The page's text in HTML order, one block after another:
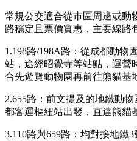
常規公交適合從市區周邊或動
路穩定且票價實惠，主要線路
1.198路/198A路：從成都動物
站，途經昭覺寺等站點，運營
合先遊覽動物園再前往熊貓基
2.655路：前文提及的地鐵動
都客運樞紐站出發，直達熊貓
3.110路與659路：均對接地鐵